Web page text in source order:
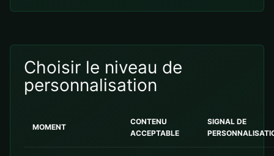
Choisir le niveau de
personnalisation
MOMENT
CONTENU
ACCEPTABLE
SIGNAL DE